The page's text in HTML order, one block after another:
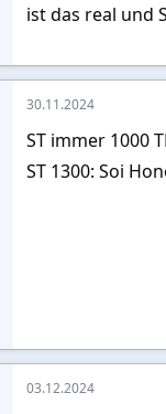
ist das real und
30.11.2024
ST immer 1000
ST 1300: Soi
03.12.2024